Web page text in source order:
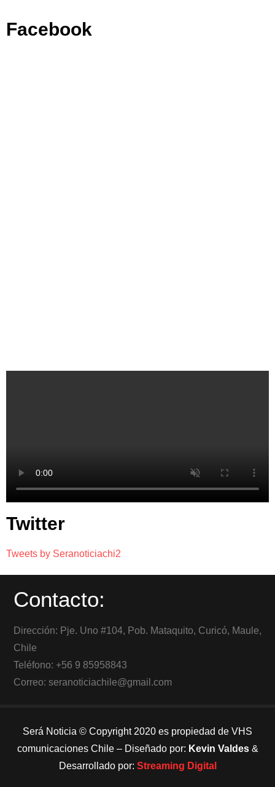
Facebook
Twitter
Tweets by Seranoticiachi2
Contacto:
Dirección: Pje. Uno #104, Pob. Mataquito, Curicó, Maule,
Chile
Teléfono: +56 9 85958843
Correo: seranoticiachile@gmail.com
Será Noticia © Copyright 2020 es propiedad de VHS
comunicaciones Chile – Diseñado por: Kevin Valdes&
Desarrollado por: Streaming Digital